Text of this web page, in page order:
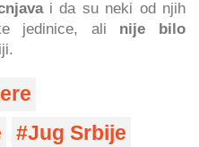
i da su neki od njih
jedinice, ali nije bilo
Jug Srbije